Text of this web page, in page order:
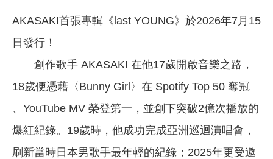
AKASAKI首張專輯《last YOUNG》於2026年7月15
日發行！
創作歌手 AKASAKI 在他17歲開啟音樂之路，
18歲便憑藉〈Bunny Girl〉在 Spotify Top 50 奪冠
、YouTube MV 榮登第一，並創下突破2億次播放的
爆紅紀錄。19歲時，他成功完成亞洲巡迴演唱會，
刷新當時日本男歌手最年輕的紀錄；2025年更受邀